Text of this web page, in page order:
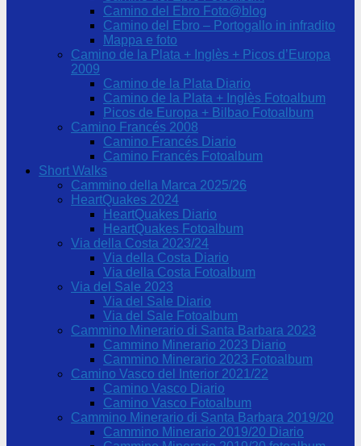
Camino del Ebro Foto@blog
Camino del Ebro – Portogallo in infradito
Mappa e foto
Camino de la Plata + Inglès + Picos d’Europa
2009
Camino de la Plata Diario
Camino de la Plata + Inglès Fotoalbum
Picos de Europa + Bilbao Fotoalbum
Camino Francés 2008
Camino Francés Diario
Camino Francés Fotoalbum
Short Walks
Cammino della Marca 2025/26
HeartQuakes 2024
HeartQuakes Diario
HeartQuakes Fotoalbum
Via della Costa 2023/24
Via della Costa Diario
Via della Costa Fotoalbum
Via del Sale 2023
Via del Sale Diario
Via del Sale Fotoalbum
Cammino Minerario di Santa Barbara 2023
Cammino Minerario 2023 Diario
Cammino Minerario 2023 Fotoalbum
Camino Vasco del Interior 2021/22
Camino Vasco Diario
Camino Vasco Fotoalbum
Cammino Minerario di Santa Barbara 2019/20
Cammino Minerario 2019/20 Diario